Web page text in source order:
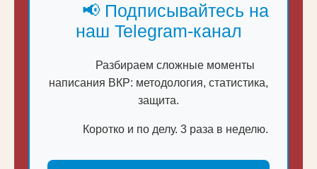
📢 Подписывайтесь на
наш Telegram-канал
Разбираем сложные моменты
написания ВКР: методология, статистика,
защита.
Коротко и по делу. 3 раза в неделю.